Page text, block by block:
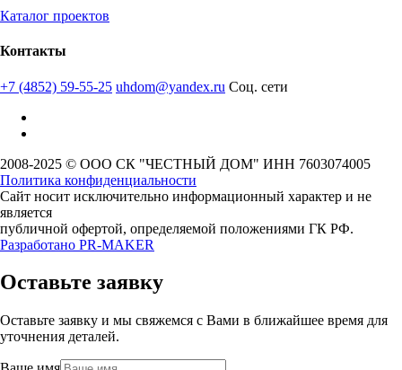
Каталог проектов
Контакты
+7 (4852) 59-55-25 uhdom@yandex.ru Соц. сети
2008-2025 © ООО СК "ЧЕСТНЫЙ ДОМ" ИНН 7603074005
Политика конфиденциальности
Сайт носит исключительно информационный характер и не
является
публичной офертой, определяемой положениями ГК РФ.
Разработано PR-MAKER
Оставьте заявку
Оставьте заявку и мы свяжемся с Вами в ближайшее время для
уточнения деталей.